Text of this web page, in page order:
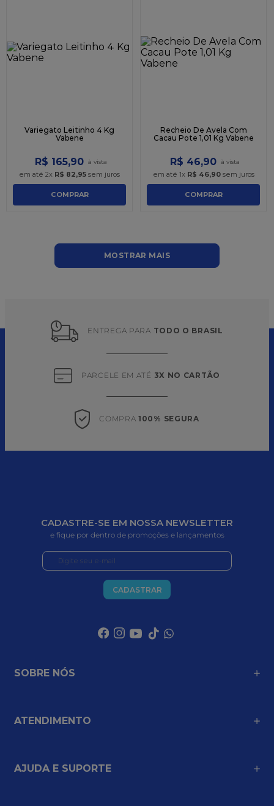
Variegato Leitinho 4 Kg
Vabene
R$ 165,90
em até 2x R$ 82,95 sem juros
COMPRAR
Recheio De Avela Com
Cacau Pote 1,01 Kg Vabene
R$ 46,90
em até 1x R$ 46,90sem juros
COMPRAR
MOSTRAR MAIS
ENTREGA PARA TODO O BRASIL
PARCELE EM ATÉ 3X NO CARTÃO
COMPRA 100% SEGURA
CADASTRE-SE EM NOSSA NEWSLETTER
e fique por dentro de promoções e lançamentos
CADASTRAR
SOBRE NÓS
ATENDIMENTO
AJUDA E SUPORTE